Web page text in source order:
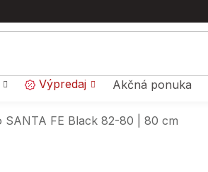
Výpredaj Akčná ponuka
SANTA FE Black 82-80 | 80 cm